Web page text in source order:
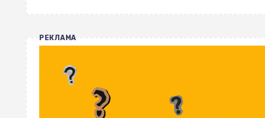
РЕКЛАМА